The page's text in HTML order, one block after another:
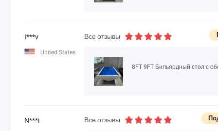
I***v
United States
Все отзывы
8FT 9FT Бильярдный стол с
N***i Все отзывы